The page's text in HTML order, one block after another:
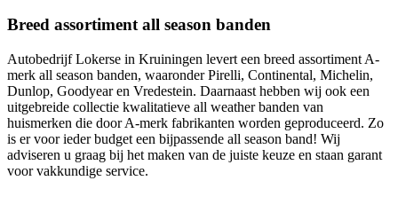
Breed assortiment all season banden
Autobedrijf Lokerse in Kruiningen levert een breed assortiment A-
merk all season banden, waaronder Pirelli, Continental, Michelin,
Dunlop, Goodyear en Vredestein. Daarnaast hebben wij ook een
uitgebreide collectie kwalitatieve all weather banden van
huismerken die door A-merk fabrikanten worden geproduceerd. Zo
is er voor ieder budget een bijpassende all season band! Wij
adviseren u graag bij het maken van de juiste keuze en staan garant
voor vakkundige service.